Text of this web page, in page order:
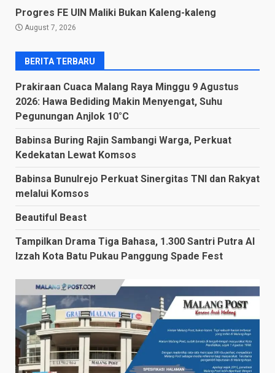
Progres FE UIN Maliki Bukan Kaleng-kaleng
August 7, 2026
BERITA TERBARU
Prakiraan Cuaca Malang Raya Minggu 9 Agustus
2026: Hawa Bediding Makin Menyengat, Suhu
Pegunungan Anjlok 10°C
Babinsa Buring Rajin Sambangi Warga, Perkuat
Kedekatan Lewat Komsos
Babinsa Bunulrejo Perkuat Sinergitas TNI dan Rakyat
melalui Komsos
Beautiful Beast
Tampilkan Drama Tiga Bahasa, 1.300 Santri Putra Al
Izzah Kota Batu Pukau Panggung Spade Fest